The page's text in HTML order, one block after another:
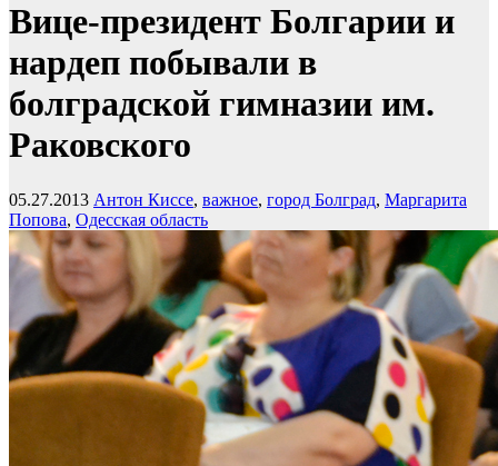
Вице-президент Болгарии и
нардеп побывали в
болградской гимназии им.
Раковского
05.27.2013 Антон Киссе, важное, город Болград, Маргарита
Попова, Одесская область